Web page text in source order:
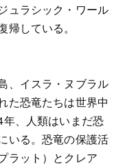
ュラシック・ワール
している。
、イスラ・ヌブラル
た恐竜たちは世界中
、人類はいまだ恐
いる。恐竜の保護活
ラット）とクレア